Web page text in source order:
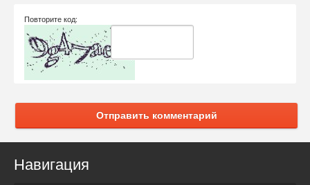
Повторите код:
Отправить комментарий
Навигация